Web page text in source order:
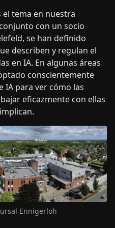
tema en nuestra
con un socio
se han definido
describen y regulan el
en IA. En algunas áreas
conscientemente
para ver cómo las
eficazmente con ellas
Ennigerloh